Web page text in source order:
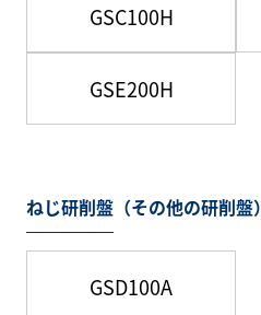
GSC100H
GSE200H
ねじ研削盤（その他の研削盤）
GSD100A